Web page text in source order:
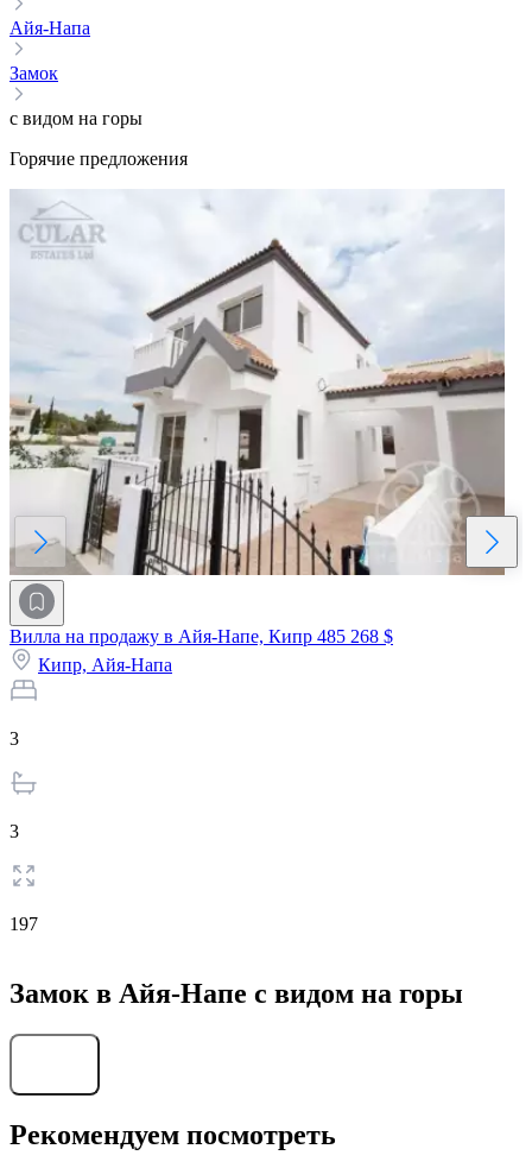
Айя-Напа
Замок
с видом на горы
Горячие предложения
Вилла на продажу в Айя-Напе, Кипр 485 268 $
Кипр, Айя-Напа
3
3
197
Замок в Айя-Напе с видом на горы
Рекомендуем посмотреть